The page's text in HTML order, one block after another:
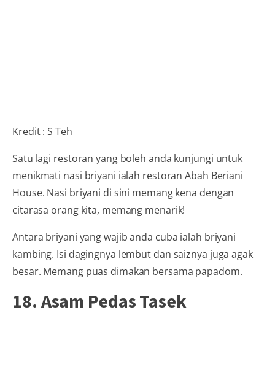
Kredit : S Teh
Satu lagi restoran yang boleh anda kunjungi untuk
menikmati nasi briyani ialah restoran Abah Beriani
House. Nasi briyani di sini memang kena dengan
citarasa orang kita, memang menarik!
Antara briyani yang wajib anda cuba ialah briyani
kambing. Isi dagingnya lembut dan saiznya juga agak
besar. Memang puas dimakan bersama papadom.
18. Asam Pedas Tasek